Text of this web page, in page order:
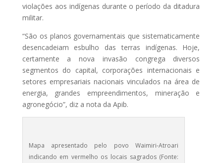
violações aos indígenas durante o período da ditadura
militar.
“São os planos governamentais que sistematicamente
desencadeiam esbulho das terras indígenas. Hoje,
certamente a nova invasão congrega diversos
segmentos do capital, corporações internacionais e
setores empresariais nacionais vinculados na área de
energia, grandes empreendimentos, mineração e
agronegócio”, diz a nota da Apib.
Mapa apresentado pelo povo Waimiri-Atroari
indicando em vermelho os locais sagrados (Fonte: